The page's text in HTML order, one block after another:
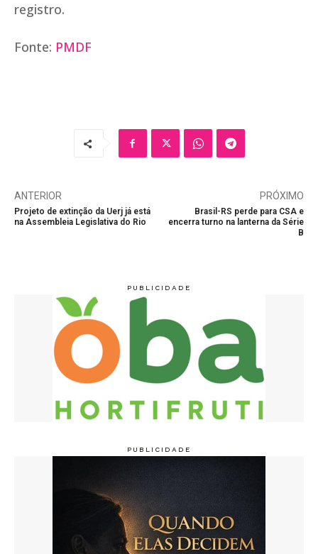
registro.
Fonte: PMDF
ANTERIOR
Projeto de extinção da Uerj já está
na Assembleia Legislativa do Rio
PRÓXIMO
Brasil-RS perde para CSA e
encerra turno na lanterna da Série
B